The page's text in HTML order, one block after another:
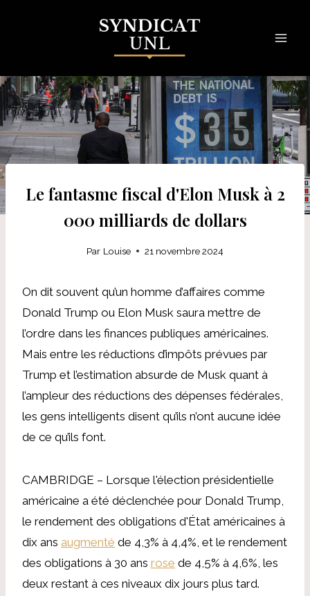
Le fantasme fiscal d'Elon Musk à 2
000 milliards de dollars
Par Louise 21 novembre 2024
On dit souvent qu’un homme d’affaires comme
Donald Trump ou Elon Musk saura mettre de
l’ordre dans les finances publiques américaines.
Mais entre les réductions d’impôts prévues par
Trump et l’estimation absurde de Musk quant à
l’ampleur des réductions des dépenses fédérales,
les gens intelligents disent qu’ils n’ont aucune idée
de ce qu’ils font.
CAMBRIDGE – Lorsque l'élection présidentielle
américaine a été déclenchée pour Donald Trump,
le rendement des obligations d'État américaines à
dix ans augmenté de 4,3% à 4,4%, et le rendement
des obligations à 30 ans rose de 4,5% à 4,6%, les
deux restant à ces niveaux dix jours plus tard.